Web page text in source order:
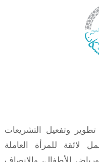
وتفعيل التشريعات
لائقة للمرأة العاملة